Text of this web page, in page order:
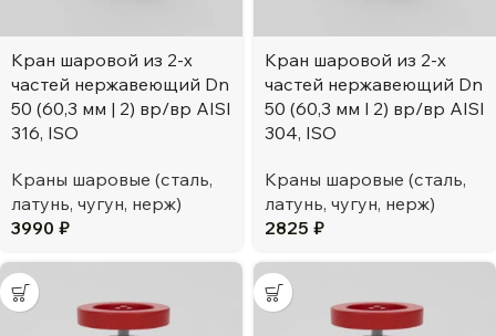
Кран шаровой из 2-х
частей нержавеющий Dn
50 (60,3 мм | 2) вр/вр AISI
316, ISO
Краны шаровые (сталь,
латунь, чугун, нерж)
3990 ₽
Кран шаровой из 2-х
частей нержавеющий Dn
50 (60,3 мм l 2) вр/вр AISI
304, ISO
Краны шаровые (сталь,
латунь, чугун, нерж)
2825 ₽